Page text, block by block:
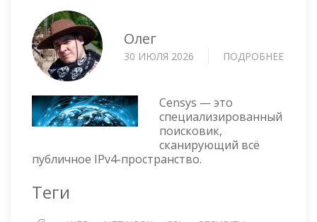
Олег
30 ИЮЛЯ 2026 ПОДРОБНЕЕ
Censys — это
специализированный
поисковик,
сканирующий всё
публичное IPv4-пространство.
Теги